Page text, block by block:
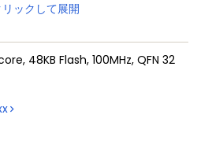
リックして展開
48KB Flash, 100MHz, QFN 32